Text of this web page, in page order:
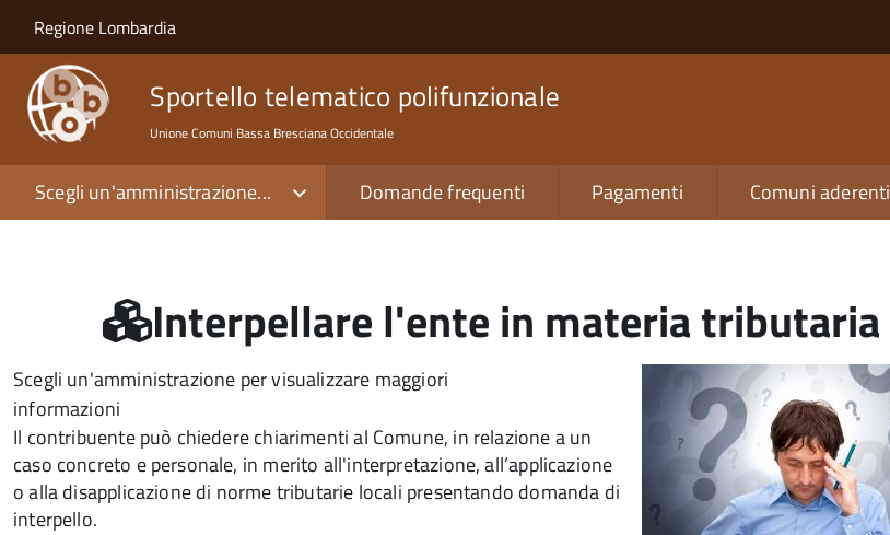
Salta al contenuto principale
Skip to site navigation
Regione Lombardia
Sportello telematico polifunzionale
Unione Comuni Bassa Bresciana Occidentale
Scegli un'amministrazione... Domande frequenti Pagamenti Comuni aderenti
Interpellare l'ente in materia tributaria
Scegli un'amministrazione per visualizzare maggiori
informazioni
Il contribuente può chiedere chiarimenti al Comune, in relazione a un
caso concreto e personale, in merito all'interpretazione, all’applicazione
o alla disapplicazione di norme tributarie locali presentando domanda di
interpello.